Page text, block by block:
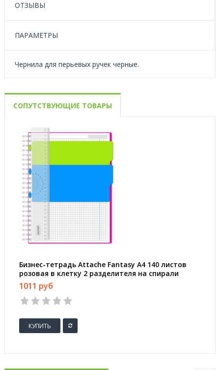
ОТЗЫВЫ
ПАРАМЕТРЫ
Чернила для перьевых ручек черные.
СОПУТСТВУЮЩИЕ ТОВАРЫ
Бизнес-тетрадь Attache Fantasy А4 140 листов
розовая в клетку 2 разделителя на спирали
(223х298 мм)
1011 руб
КУПИТЬ